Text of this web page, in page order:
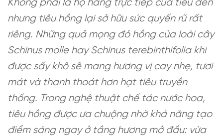
Không phải là họ hàng trực tiếp của tiêu đen
nhưng tiêu hồng lại sở hữu sức quyến rũ rất
riêng. Những quả mọng đỏ hồng của loài cây
Schinus molle hay Schinus terebinthifolia khi
được sấy khô sẽ mang hương vị cay nhẹ, tươi
mát và thanh thoát hơn hạt tiêu truyền
thống. Trong nghệ thuật chế tác nước hoa,
tiêu hồng được ưa chuộng nhờ khả năng tạo
điểm sáng ngay ở tầng hương mở đầu: vừa